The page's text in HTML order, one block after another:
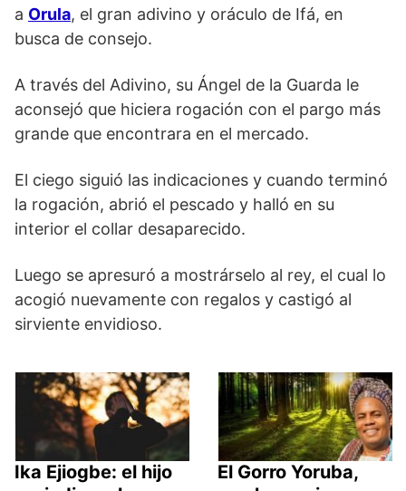
a Orula, el gran adivino y oráculo de Ifá, en
busca de consejo.
A través del Adivino, su Ángel de la Guarda le
aconsejó que hiciera rogación con el pargo más
grande que encontrara en el mercado.
El ciego siguió las indicaciones y cuando terminó
la rogación, abrió el pescado y halló en su
interior el collar desaparecido.
Luego se apresuró a mostrárselo al rey, el cual lo
acogió nuevamente con regalos y castigó al
sirviente envidioso.
Ika Ejiogbe: el hijo
El Gorro Yoruba,